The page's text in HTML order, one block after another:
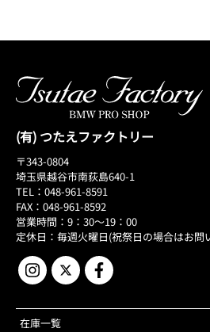
(有) つたえファクトリー
〒343-0804
埼玉県越谷市南荻島640-1
TEL：048-961-8591
FAX：048-961-8592
営業時間：9：30～19：00
定休日：毎週火曜日(祝祭日の場合はお問
在庫一覧